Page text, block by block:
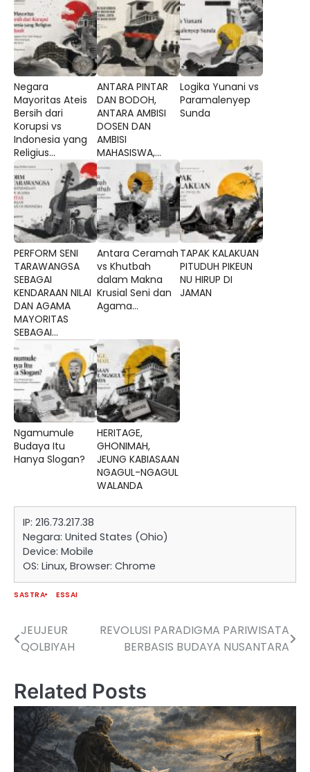
Negara
Mayoritas Ateis
Bersih dari
Korupsi vs
Indonesia yang
Religius...
ANTARA PINTAR
DAN BODOH,
ANTARA AMBISI
DOSEN DAN
AMBISI
MAHASISWA,...
Logika Yunani vs
Paramalenyep
Sunda
PERFORM SENI
TARAWANGSA
SEBAGAI
KENDARAAN NILAI
DAN AGAMA
MAYORITAS
SEBAGAI...
Antara Ceramah
vs Khutbah
dalam Makna
Krusial Seni dan
Agama...
TAPAK KALAKUAN
PITUDUH PIKEUN
NU HIRUP DI
JAMAN
Ngamumule
Budaya Itu
Hanya Slogan?
HERITAGE,
GHONIMAH,
JEUNG KABIASAAN
NGAGUL-NGAGUL
WALANDA
IP: 216.73.217.38
Negara: United States (Ohio)
Device: Mobile
OS: Linux, Browser: Chrome
SASTRA ESSAI
Navigasi
pos
JEUJEUR
QOLBIYAH
REVOLUSI PARADIGMA PARIWISATA
BERBASIS BUDAYA NUSANTARA
Related Posts